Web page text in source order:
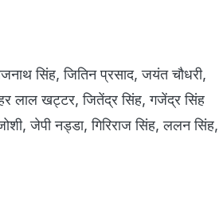
सिंह, जितिन प्रसाद, जयंत चौधरी,
लाल खट्टर, जितेंद्र सिंह, गजेंद्र सिंह
जेपी नड्डा, गिरिराज सिंह, ललन सिंह,